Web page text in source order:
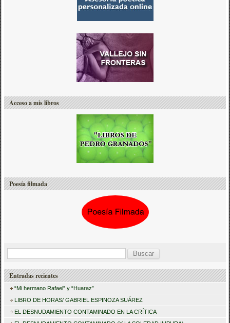
Acceso a mis libros
Poesía filmada
s
Entradas recientes
“Mi hermano Rafael” y “Huaraz”
LIBRO DE HORAS/ GABRIEL ESPINOZA SUÁREZ
EL DESNUDAMIENTO CONTAMINADO EN LA CRÍTICA